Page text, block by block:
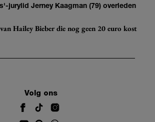
jurylid Jerney Kaagman (79) overleden
Hailey Bieber die nog geen 20 euro kost
Volg ons